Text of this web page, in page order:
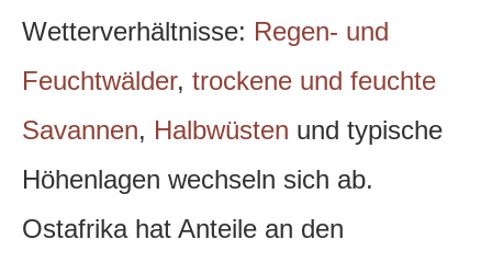
Wetterverhältnisse: Regen- und
Feuchtwälder, trockene und feuchte
Savannen, Halbwüsten und typische
Höhenlagen wechseln sich ab.
Ostafrika hat Anteile an den